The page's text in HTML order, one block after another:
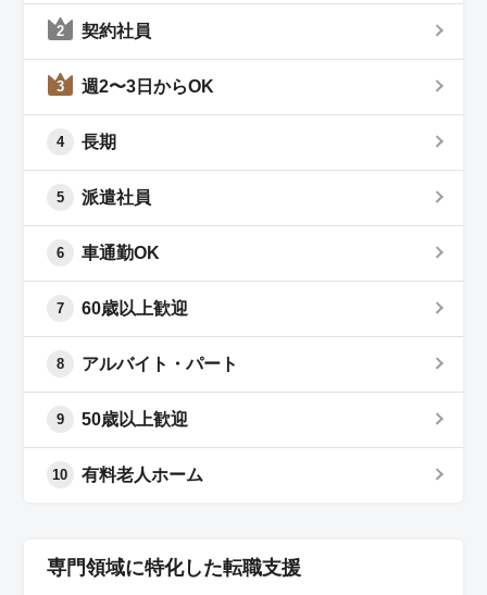
事の充実感とともに、自身の技術力をさらに高められる
点も魅力です。
2 契約社員
3 週2〜3日からOK
4 長期
5 派遣社員
6 車通勤OK
7 60歳以上歓迎
8 アルバイト・パート
9 50歳以上歓迎
10 有料老人ホーム
専門領域に特化した転職支援